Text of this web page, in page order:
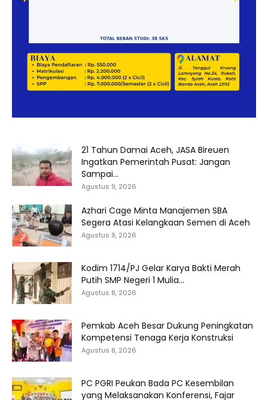
21 Tahun Damai Aceh, JASA Bireuen
Ingatkan Pemerintah Pusat: Jangan
Sampai...
Agustus 9, 2026
Azhari Cage Minta Manajemen SBA
Segera Atasi Kelangkaan Semen di Aceh
Agustus 9, 2026
Kodim 1714/PJ Gelar Karya Bakti Merah
Putih SMP Negeri 1 Mulia...
Agustus 8, 2026
Pemkab Aceh Besar Dukung Peningkatan
Kompetensi Tenaga Kerja Konstruksi
Agustus 8, 2026
PC PGRI Peukan Bada PC Kesembilan
yang Melaksanakan Konferensi, Fajar